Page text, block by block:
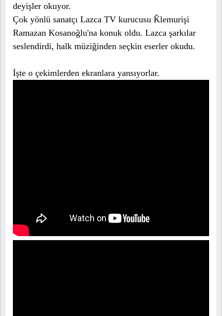
deyişler okuyor.
Çok yönlü sanatçı Lazca TV kurucusu Ǩlemurişi
Ramazan Kosanoğlu'na konuk oldu. Lazca şarkılar
seslendirdi, halk müziğinden seçkin eserler okudu.
İşte o çekimlerden ekranlara yansıyorlar.